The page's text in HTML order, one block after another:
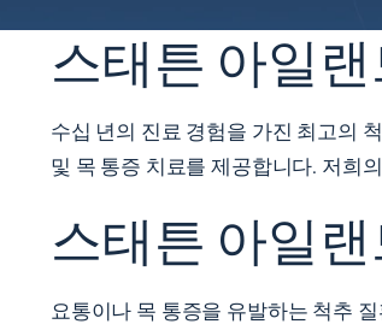
스태튼 아일
수십 년의 진료 경험을 가진 최고의
및 목 통증 치료를 제공합니다. 저희
스태튼 아일
요통이나 목 통증을 유발하는 척추